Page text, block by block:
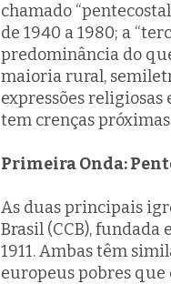
chamado
de 1940 a 1980; a
predominância do
maioria rural,
expressões religiosas
tem crenças
Primeira Onda:
As duas principais
Brasil (CCB), fundada
1911. Ambas têm
europeus pobres que